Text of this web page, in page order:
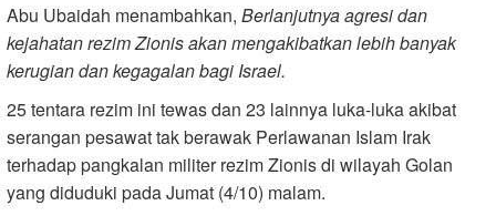
Abu Ubaidah menambahkan, Berlanjutnya agresi dan
kejahatan rezim Zionis akan mengakibatkan lebih banyak
kerugian dan kegagalan bagi Israel.
25 tentara rezim ini tewas dan 23 lainnya luka-luka akibat
serangan pesawat tak berawak Perlawanan Islam Irak
terhadap pangkalan militer rezim Zionis di wilayah Golan
yang diduduki pada Jumat (4/10) malam.